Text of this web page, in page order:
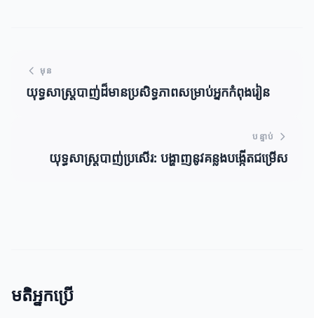
មុន
យុទ្ធសាស្ត្របាញ់ដ៏មានប្រសិទ្ធភាពសម្រាប់អ្នកកំពុងរៀន
បន្ទាប់
យុទ្ធសាស្ត្របាញ់ប្រសើរ: បង្ហាញនូវគន្លងបង្កើតជម្រើស
មតិអ្នកប្រើ